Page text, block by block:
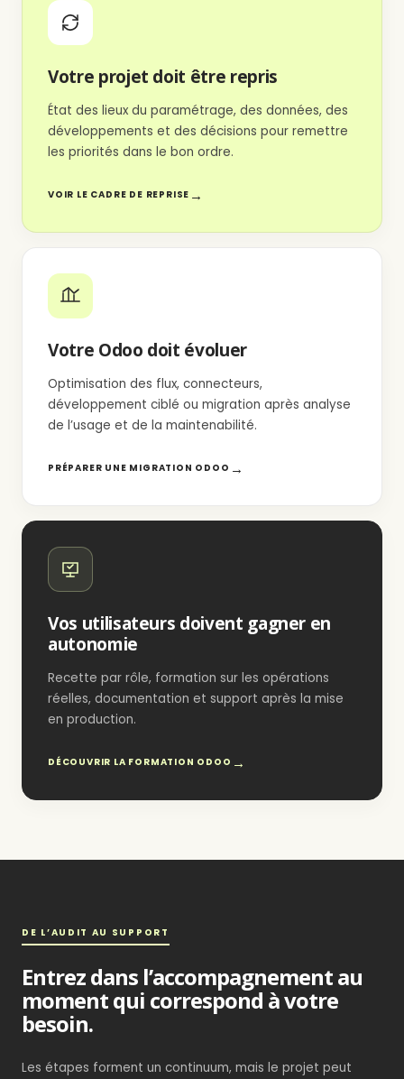
Votre projet doit être repris
État des lieux du paramétrage, des données, des
développements et des décisions pour remettre
les priorités dans le bon ordre.
VOIR LE CADRE DE REPRISE
Votre Odoo doit évoluer
Optimisation des flux, connecteurs,
développement ciblé ou migration après analyse
de l’usage et de la maintenabilité.
PRÉPARER UNE MIGRATION ODOO
Vos utilisateurs doivent gagner en
autonomie
Recette par rôle, formation sur les opérations
réelles, documentation et support après la mise
en production.
DÉCOUVRIR LA FORMATION ODOO
DE L’AUDIT AU SUPPORT
Entrez dans l’accompagnement au
moment qui correspond à votre
besoin.
Les étapes forment un continuum, mais le projet peut